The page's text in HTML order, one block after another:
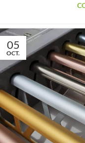
05
OCT.